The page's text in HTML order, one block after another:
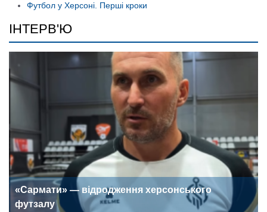
Футбол у Херсоні. Перші кроки
ІНТЕРВ'Ю
«Сармати» — відродження херсонського
футзалу